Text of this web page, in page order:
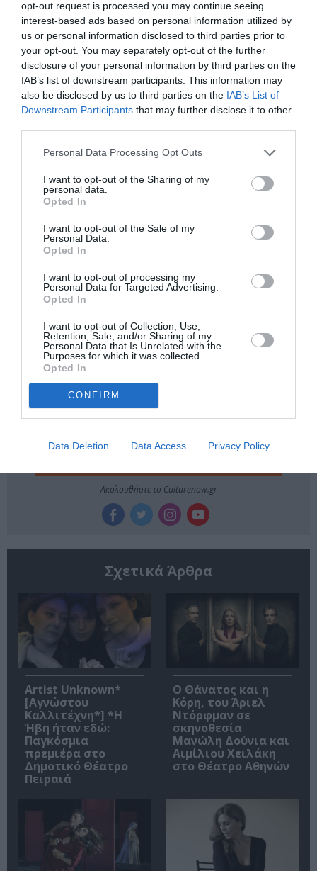
opt-out request is processed you may continue seeing
interest-based ads based on personal information utilized by
us or personal information disclosed to third parties prior to
your opt-out. You may separately opt-out of the further
disclosure of your personal information by third parties on the
IAB’s list of downstream participants. This information may
also be disclosed by us to third parties on the IAB’s List of
Downstream Participants that may further disclose it to other
Personal Data Processing Opt Outs
I want to opt-out of the Sharing of my
personal data.
Opted In
I want to opt-out of the Sale of my
Personal Data.
Opted In
I want to opt-out of processing my
Personal Data for Targeted Advertising.
Opted In
I want to opt-out of Collection, Use,
Retention, Sale, and/or Sharing of my
Personal Data that Is Unrelated with the
Purposes for which it was collected.
Opted In
CONFIRM
Data Deletion Data Access Privacy Policy
Γενική Είσοδος: 14€ | Μειωμένο: 10€
Πληροφορίες / Κρατήσεις:
Τηλ.: 210 3425335 |bios.gr
Ακολουθήστε το Culturenow.gr στοGoogle Newsκαι
Δείτε όλα τατελευταία νέαγια την Τέχνη και τον
Πολιτισμό στο
Culturenow.gr
Νέοι Διαγωνισμοί
Tags
ΑΝΤΟΝ ΤΣΕΧΩΦ
ΔΗΜΗΤΡΗΣ ΤΣΙΑΜΗΣ
ΔΡΑΜΑ - ΚΟΙΝΩΝΙΚΟ - ΣΥΓΧΡΟΝΟ
Newsletter
Κάθε βδομάδα στο e-mail σας τα τελευταία νέα για
την Τέχνη και τον Πολιτισμό!
Ακολουθήστε το Culturenow.gr
Σχετικά Άρθρα
Artist Unknown*
[Αγνώστου
Καλλιτέχνη*] *Η
Ήβη ήταν εδώ:
Παγκόσμια
πρεμιέρα στο
Δημοτικό Θέατρο
Πειραιά
Ο Θάνατος και η
Κόρη, του Άριελ
Ντόρφμαν σε
σκηνοθεσία
Μανώλη Δούνια και
Αιμίλιου Χειλάκη
στο Θέατρο Αθηνών